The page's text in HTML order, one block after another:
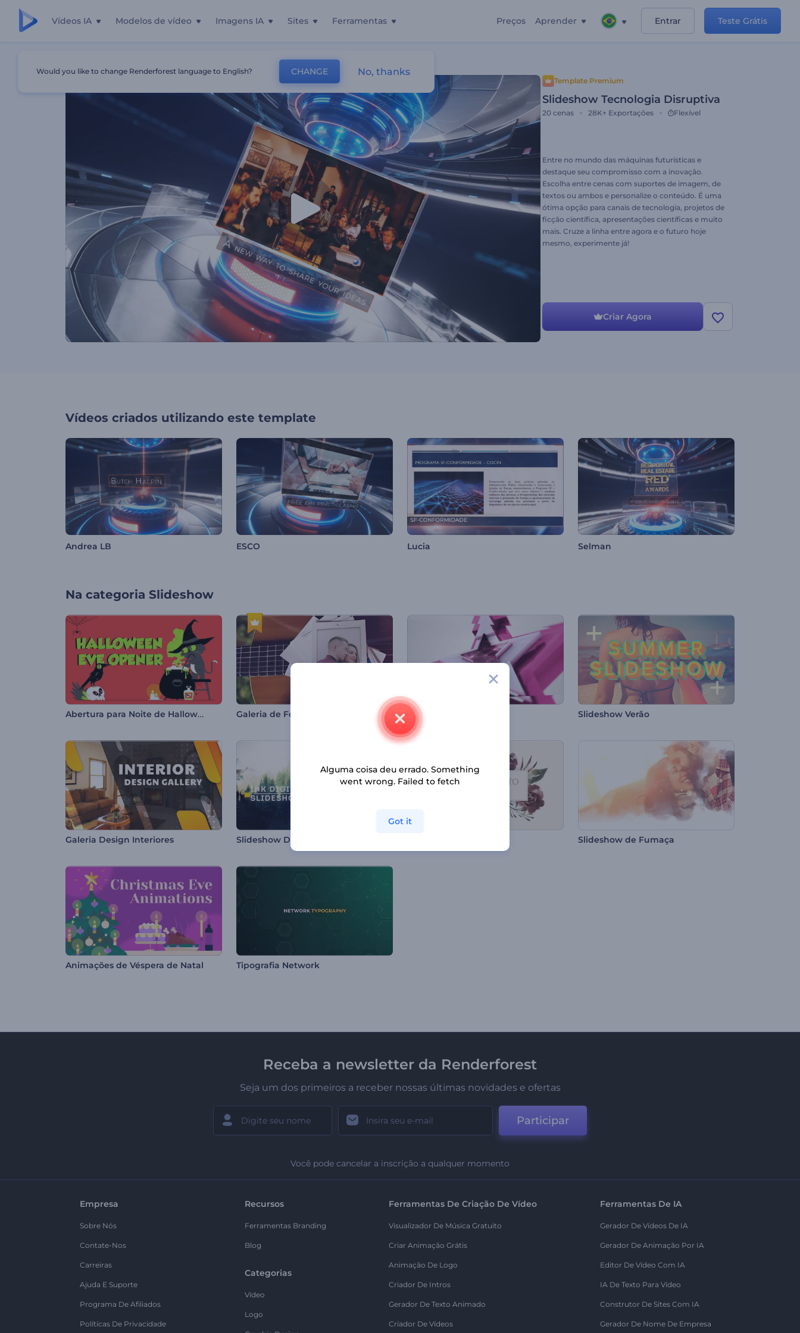
Vídeos IA Modelos de vídeo Imagens IA Sites Ferramentas Preços Aprender Entrar Teste Grátis
Template Premium
Slideshow Tecnologia Disruptiva
20 cenas 28K+ Exportações Flexível
Entre no mundo das máquinas futurísticas e
destaque seu compromisso com a inovação.
Escolha entre cenas com suportes de imagem, de
textos ou ambos e personalize o conteúdo. É uma
ótima opção para canais de tecnologia, projetos de
ficção científica, apresentações científicas e muito
mais. Cruze a linha entre agora e o futuro hoje
mesmo, experimente já!
Criar Agora
Vídeos criados utilizando este template
Andrea LB ESCO Lucia Selman
Na categoria Slideshow
Abertura para Noite de Halloween Promoção Superstar Slideshow Verão
Galeria Design Interiores Slideshow Digital Tinta Slideshow de Fumaça
Animações de Véspera de Natal Tipografia Network
Receba a newsletter da Renderforest
Seja um dos primeiros a receber nossas últimas novidades e ofertas
Participar
Você pode cancelar a inscrição a qualquer momento
Empresa
Sobre Nós
Contate-Nos
Carreiras
Ajuda E Suporte
Programa De Afiliados
Políticas De Privacidade
Recursos
Ferramentas Branding
Blog
Categorias
Vídeo
Logo
Ferramentas De Criação De Vídeo
Visualizador De Música Gratuito
Criar Animação Grátis
Animação De Logo
Criador De Intros
Gerador De Texto Animado
Criador De Vídeos
Ferramentas De IA
Gerador De Vídeos De IA
Gerador De Animação Por IA
Editor De Vídeo Com IA
IA De Texto Para Vídeo
Construtor De Sites Com IA
Gerador De Nome De Empresa
Would you like to change Renderforest language to English? CHANGE No, thanks
Alguma coisa deu errado. Something
went wrong. Failed to fetch
Got it